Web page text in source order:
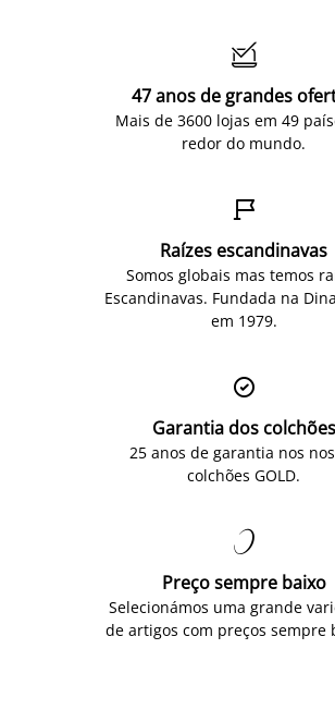

47 anos de grandes
Mais de 3600 lojas em 49
redor do mundo.

Raízes escandinavas
Somos globais mas temos
Escandinavas. Fundada na
em 1979.

Garantia dos colchões
25 anos de garantia nos
colchões GOLD.

Preço sempre baixo
Selecionámos uma grande
de artigos com preços sempre